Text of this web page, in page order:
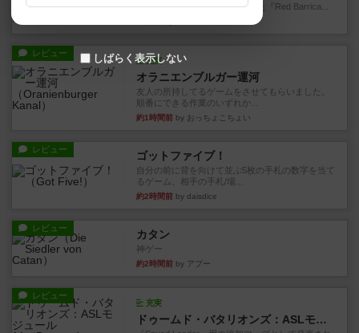
1989年にAvalon Hill社が出版した『Red Barrica...
レビュー
充実
オラニエンブルガー運河
友人の所持してるゲームをさせてもらいました。
順番にできる作業のいずれか...
約1時間前 by おっちょこちょい
レビュー ゴットファイブ！
自分の前に背を向けて並ぶ5枚の手札の数字を当て
るゲーム。相手の手札/場...
約2時間前 by daisdice
レビュー カタン
神ゲー
約2時間前 by アプー
レビュー
充実
ドゥームド・バタリオンズ：ASLモジュール11
しばらく表示しない